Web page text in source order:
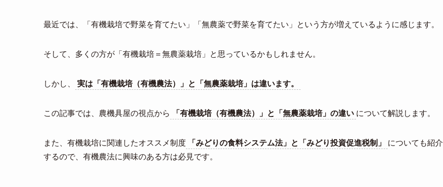
最近では、「有機栽培で野菜を育てたい」「無農薬で野菜を育てたい」という方が増えているように感じます。
そして、多くの方が「有機栽培＝無農薬栽培」と思っているかもしれません。
しかし、 実は「有機栽培（有機農法）」と「無農薬栽培」は違います。
この記事では、農機具屋の視点から 「有機栽培（有機農法）」と「無農薬栽培」の違い について解説します。
また、有機栽培に関連したオススメ制度 「みどりの食料システム法」と「みどり投資促進税制」
についても紹介
するので、有機農法に興味のある方は必見です。